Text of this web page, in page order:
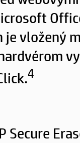
vložený
4
Secure